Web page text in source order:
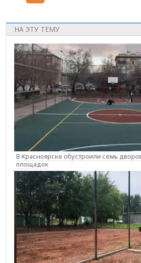
НА ЭТУ ТЕМУ
В Красноярске обустроили семь
площадок